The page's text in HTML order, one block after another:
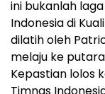
ini bukanlah
Indonesia di
dilatih oleh
melaju ke
Kepastian lolos